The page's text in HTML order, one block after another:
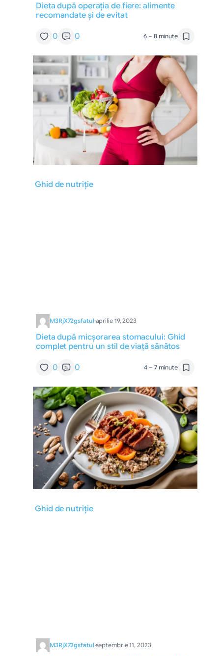
Dieta după operația de fiere: alimente
recomandate și de evitat
0 0 6 – 8 minute
Ghid de nutriție
M3RjX72gsfatul·aprilie 19, 2023
Dieta după micșorarea stomacului: Ghid
complet pentru un stil de viață sănătos
0 0 4 – 7 minute
Ghid de nutriție
M3RjX72gsfatul·septembrie 11, 2023